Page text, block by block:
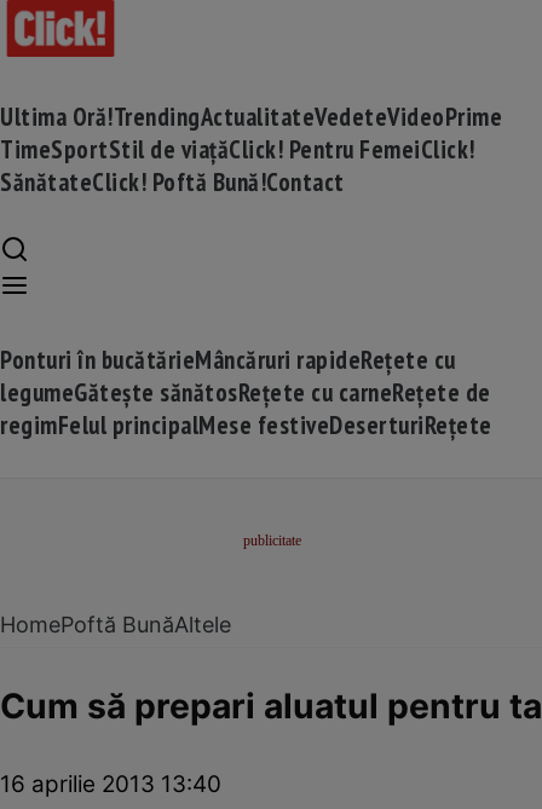
Ultima Oră!TrendingActualitateVedeteVideoPrime
TimeSportStil de viațăClick! Pentru FemeiClick!
SănătateClick! Poftă Bună!Contact
Ponturi în bucătărieMâncăruri rapideRețete cu
legumeGătește sănătosRețete cu carneRețete de
regimFelul principalMese festiveDeserturiRețete
HomePoftă BunăAltele
Cum să prepari aluatul pentru
16 aprilie 2013 13:40